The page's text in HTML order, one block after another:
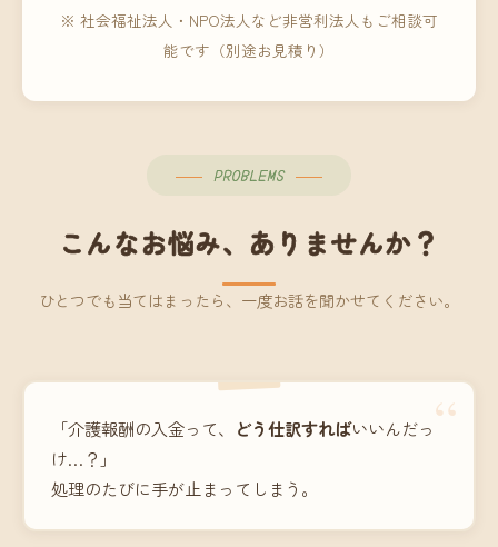
※ 社会福祉法人・NPO法人など非営利法人もご相談可
能です（別途お見積り）
PROBLEMS
こんなお悩み、ありませんか？
ひとつでも当てはまったら、一度お話を聞かせてください。
“
「介護報酬の入金って、 どう仕訳すればいいんだっ
け…？」
処理のたびに手が止まってしまう。